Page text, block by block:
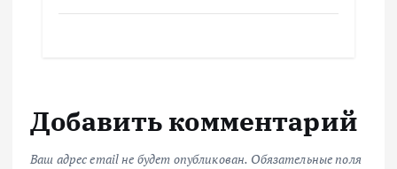
Добавить комментарий
Ваш адрес email не будет опубликован. Обязательные поля